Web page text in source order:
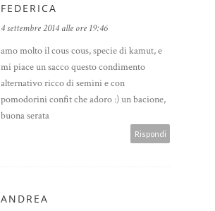
FEDERICA
4 settembre 2014 alle ore 19:46
amo molto il cous cous, specie di kamut, e
mi piace un sacco questo condimento
alternativo ricco di semini e con
pomodorini confit che adoro :) un bacione,
buona serata
Rispondi
ANDREA